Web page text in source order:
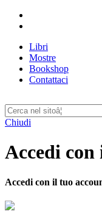
Libri
Mostre
Bookshop
Contattaci
Chiudi
Accedi
Accedi con il tuo